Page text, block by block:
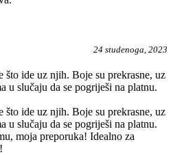
24 studenoga, 2023
što ide uz njih. Boje su prekrasne, uz
u slučaju da se pogriješi na platnu.
što ide uz njih. Boje su prekrasne, uz
u slučaju da se pogriješi na platnu.
moja preporuka! Idealno za